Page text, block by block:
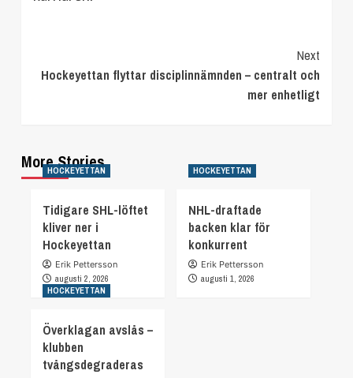
Reading
Next
Hockeyettan flyttar disciplinnämnden – centralt och
mer enhetligt
More Stories
HOCKEYETTAN
Tidigare SHL-löftet
kliver ner i
Hockeyettan
Erik Pettersson
augusti 2, 2026
HOCKEYETTAN
NHL-draftade
backen klar för
konkurrent
Erik Pettersson
augusti 1, 2026
HOCKEYETTAN
Överklagan avslås –
klubben
tvångsdegraderas